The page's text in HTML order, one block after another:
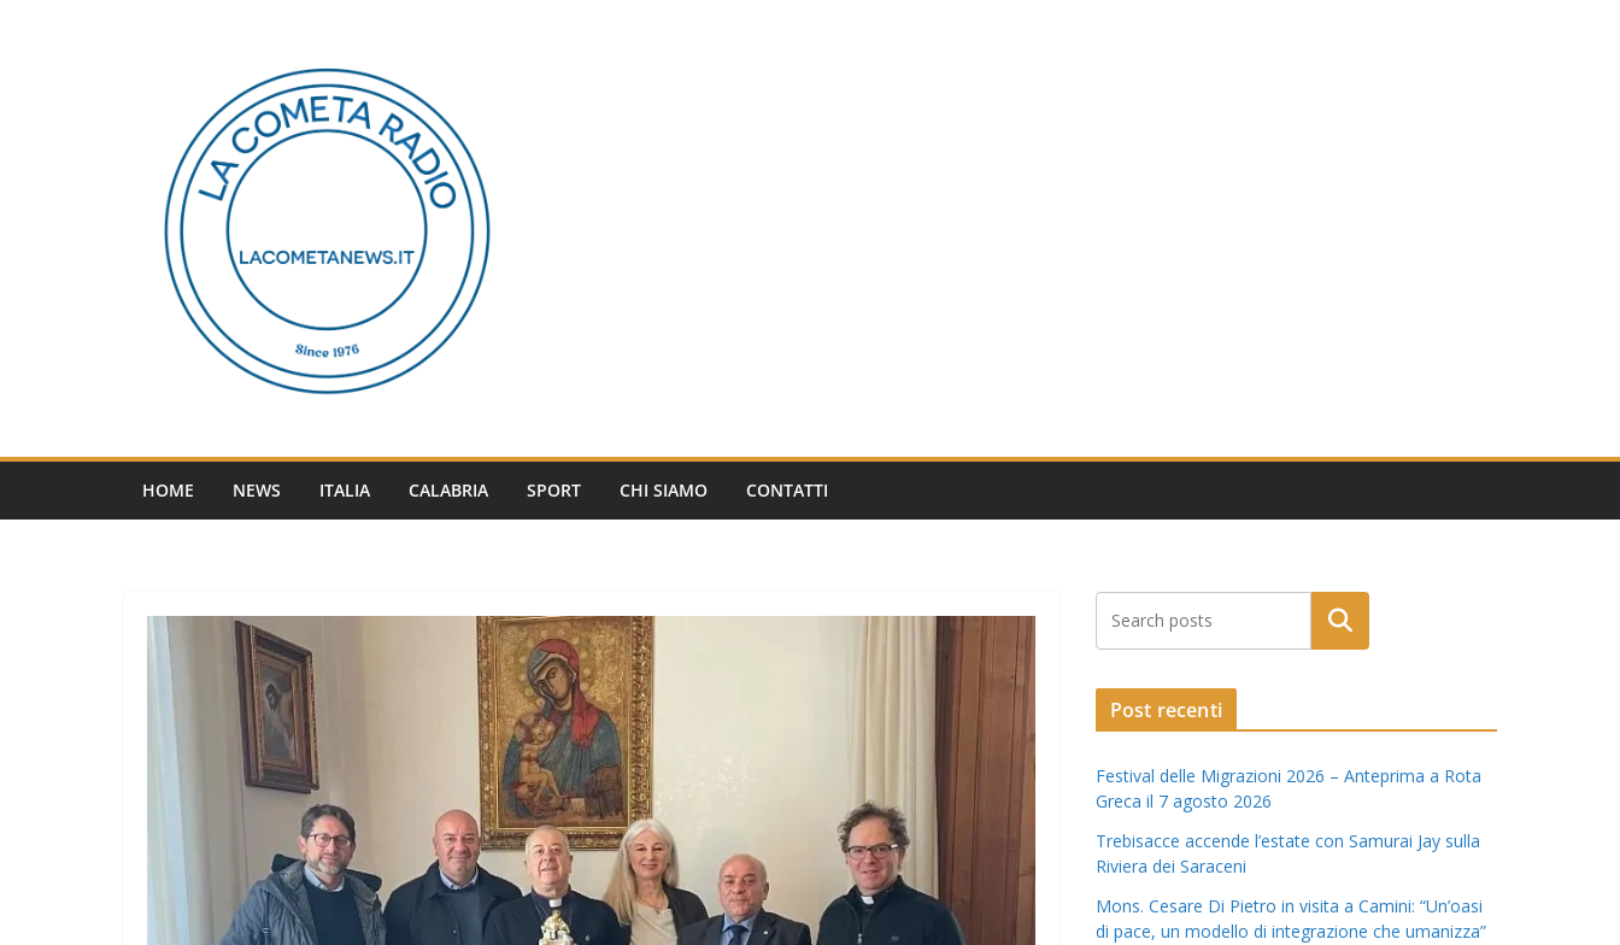
HOME NEWS ITALIA CALABRIA SPORT CHI SIAMO CONTATTI
Post recenti
Festival delle Migrazioni 2026 – Anteprima a Rota
Greca il 7 agosto 2026
Trebisacce accende l’estate con Samurai Jay sulla
Riviera dei Saraceni
Mons. Cesare Di Pietro in visita a Camini: “Un’oasi
di pace, un modello di integrazione che umanizza”